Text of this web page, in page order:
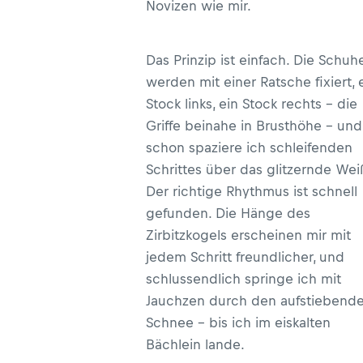
Novizen wie mir.
Das Prinzip ist einfach. Die
werden mit einer Ratsche fixiert,
Stock links, ein Stock rechts – die
Griffe beinahe in Brusthöhe – und
schon spaziere ich schleifenden
Schrittes über das glitzernde
Der richtige Rhythmus ist schnell
gefunden. Die Hänge des
Zirbitzkogels erscheinen mir mit
jedem Schritt freundlicher, und
schlussendlich springe ich mit
Jauchzen durch den
Schnee – bis ich im eiskalten
Bächlein lande.